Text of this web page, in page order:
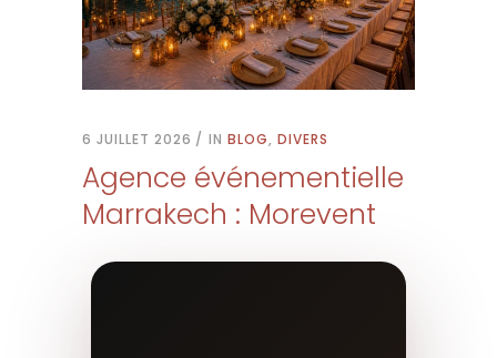
6 JUILLET 2026 IN BLOG, DIVERS
Agence événementielle
Marrakech : Morevent